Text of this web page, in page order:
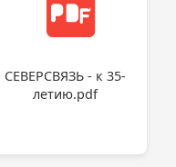
СЕВЕРСВЯЗЬ - к 35-
летию.pdf